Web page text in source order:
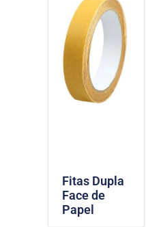
Fitas Dupla
Face de
Papel